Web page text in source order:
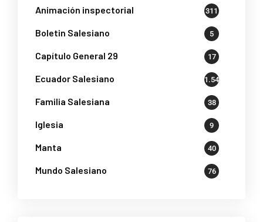
Animación inspectorial 311
Boletin Salesiano 5
Capítulo General 29 17
Ecuador Salesiano 1.541
Familia Salesiana 38
Iglesia 9
Manta 40
Mundo Salesiano 76